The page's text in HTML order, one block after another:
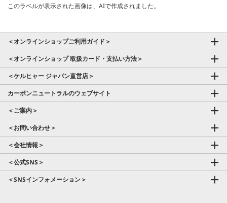
このラベルが表示された画像は、AIで作成されました。
＜オンラインショップご利用ガイド＞
＜オンラインショップ 取扱カード・支払い方法＞
＜ケルヒャー ジャパン直営店＞
カーボンニュートラルのウェブサイト
＜ご案内＞
＜お問い合わせ＞
＜会社情報＞
＜公式SNS＞
＜SNSインフォメーション＞